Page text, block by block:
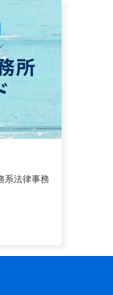
系法律事務